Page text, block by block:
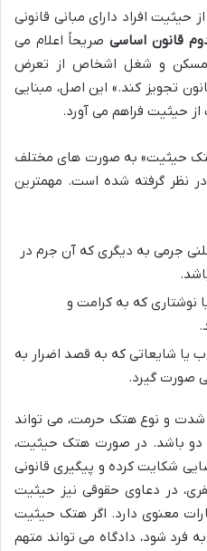
حیثیت افراد دارای مبانی قانونی
قانون اساسیصریحاً اعلام می
مسکن و شغل اشخاص از تعرض
تجویز کند.» این اصل، مبنایی
از حیثیت فراهم می آورد.
حیثیت» به صورت های مختلف
نظر گرفته شده است. مهمترین
جرمی به دیگری که آن جرم در
یا نوشتاری که به کرامت و
یا شایعاتی که به قصد اضرار به
صورت گیرد.
شدت و نوع هتک حرمت، می تواند
باشد. در صورت هتک حیثیت،
شکایت کرده و پیگیری قانونی
در دعاوی حقوقی نیز حیثیت
معنوی دارد. اگر هتک حیثیت
فرد شود، دادگاه می تواند متهم